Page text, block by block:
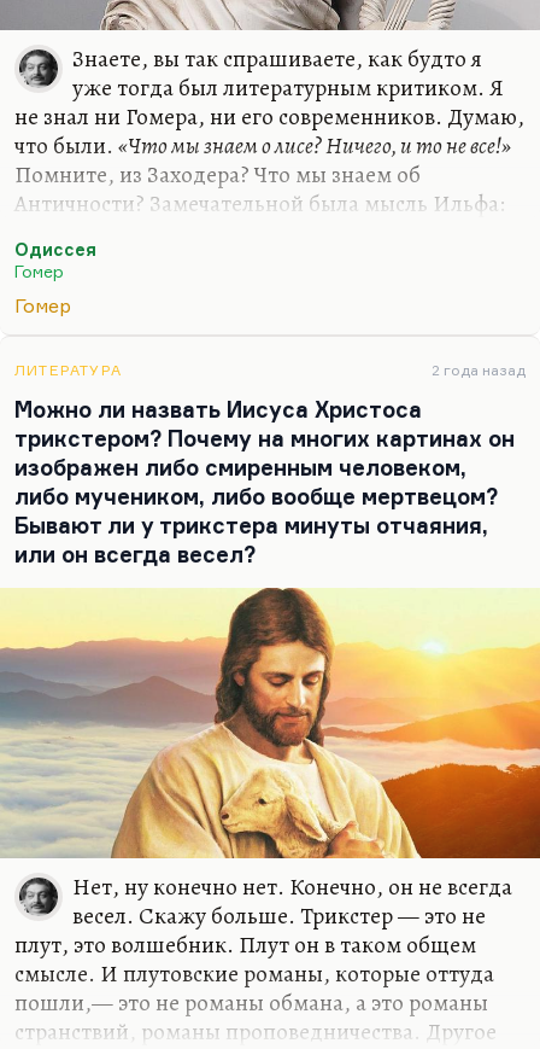
Знаете, вы так спрашиваете, как будто я
уже тогда был литературным критиком. Я
не знал ни Гомера, ни его современников. Думаю,
что были. «Что мы знаем о лисе? Ничего, и то не все!»
Помните, из Заходера? Что мы знаем об
Античности? Замечательной была мысль Ильфа:
написал другой древнегреческий старик, тоже
слепой». То есть в смысле, какая разница? Не
знаем мы ничего. Вообще, приходится признать,
большинство деятелей культуры не узнают ни
посмертной, ни прижизненной славы. И это не
всегда связано с качеством того, что они делают.
Выход один — быть незаменимым, быть
единственным. Сказать…
Одиссея
Гомер
Гомер
ЛИТЕРАТУРА 2 года назад
Можно ли назвать Иисуса Христоса
трикстером? Почему на многих картинах он
изображен либо смиренным человеком,
либо мучеником, либо вообще мертвецом?
Бывают ли у трикстера минуты отчаяния,
или он всегда весел?
Нет, ну конечно нет. Конечно, он не всегда
весел. Скажу больше. Трикстер — это не
плут, это волшебник. Плут он в таком общем
смысле. И плутовские романы, которые оттуда
пошли,— это не романы обмана, а это романы
странствий, романы проповедничества. Другое